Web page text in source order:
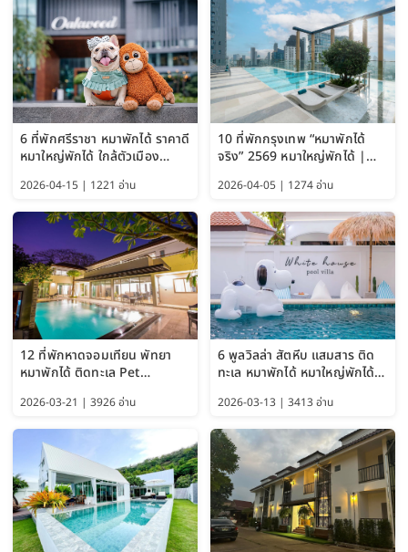
6 ที่พักศรีราชา หมาพักได้ ราคาดี
หมาใหญ่พักได้ ใกล้ตัวเมือง
2026-04-15 | 1221 อ่าน
10 ที่พักกรุงเทพ “หมาพักได้
จริง” 2569 หมาใหญ่พักได้ |
Pet Friendly Hotel
Bangkok อัปเดตล่าสุด
2026-04-05 | 1274 อ่าน
12 ที่พักหาดจอมเทียน พัทยา
หมาพักได้ ติดทะเล Pet
พักได้ อัปเดต 2569
2026-03-21 | 3926 อ่าน
6 พูลวิลล่า สัตหีบ แสมสาร ติด
ทะเล หมาพักได้ หมาใหญ่พักได้
2026-03-13 | 3413 อ่าน